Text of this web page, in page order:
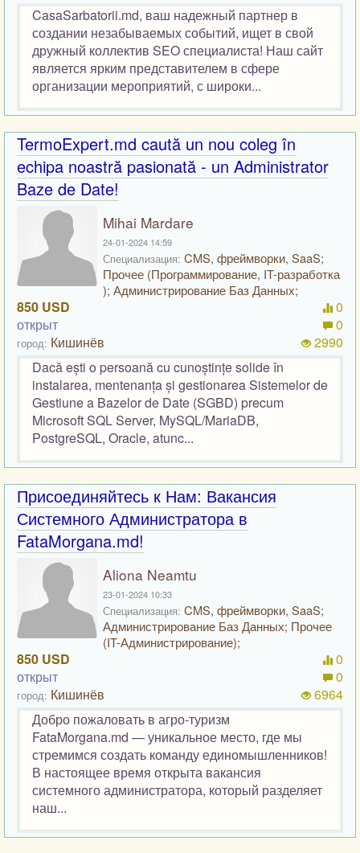
CasaSarbatorii.md, ваш надежный партнер в
создании незабываемых событий, ищет в свой
дружный коллектив SEO специалиста! Наш сайт
является ярким представителем в сфере
организации мероприятий, с широки...
TermoExpert.md caută un nou coleg în
echipa noastră pasionată - un Administrator
Baze de Date!
Mihai Mardare
24-01-2024 14:59
Специализация: CMS, фреймворки, SaaS;
Прочее (Программирование, IT-разработка
); Администрирование Баз Данных;
850 USD
открыт
город: Кишинёв
0
0
2990
Dacă ești o persoană cu cunoștințe solide în
instalarea, mentenanța și gestionarea Sistemelor de
Gestiune a Bazelor de Date (SGBD) precum
Microsoft SQL Server, MySQL/MariaDB,
PostgreSQL, Oracle, atunc...
Присоединяйтесь к Нам: Вакансия
Системного Администратора в
FataMorgana.md!
Aliona Neamtu
23-01-2024 10:33
Специализация: CMS, фреймворки, SaaS;
Администрирование Баз Данных; Прочее
(IT-Администрирование);
850 USD
открыт
город: Кишинёв
0
0
6964
Добро пожаловать в агро-туризм
FataMorgana.md — уникальное место, где мы
стремимся создать команду единомышленников!
В настоящее время открыта вакансия
системного администратора, который разделяет
наш...